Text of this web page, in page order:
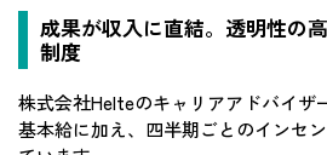
成果が収入に直結。透明性の
制度
株式会社Helteのキャリアアドバイザ
基本給に加え、四半期ごとのインセ